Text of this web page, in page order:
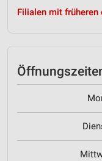
Filialen mit früheren